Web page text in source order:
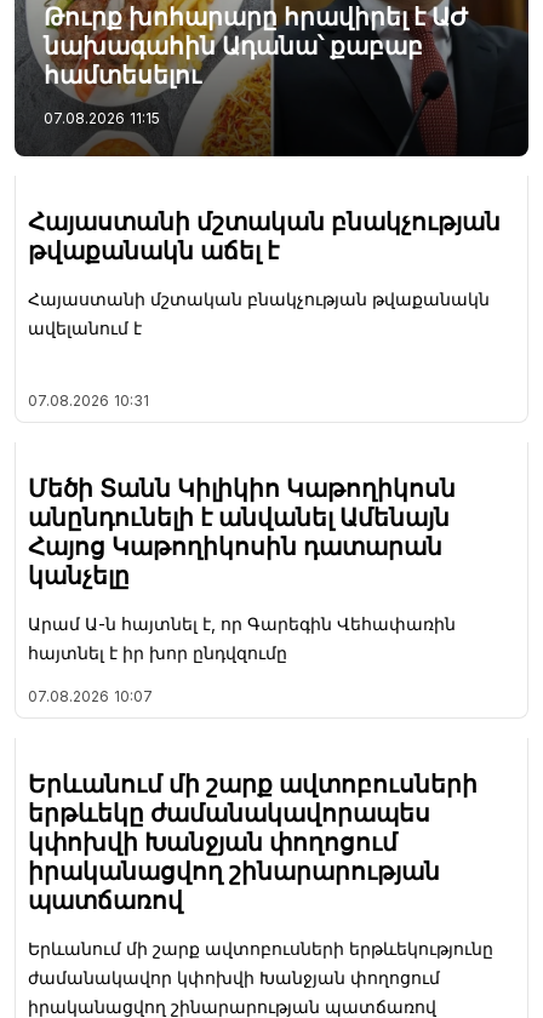
Թուրք խոհարարը հրավիրել է ԱԺ
նախագահին Ադանա՝ քաբաբ
համտեսելու
07.08.2026 11:15
Հայաստանի մշտական բնակչության
թվաքանակն աճել է
Հայաստանի մշտական բնակչության թվաքանակն
ավելանում է
07.08.2026 10:31
Մեծի Տանն Կիլիկիո Կաթողիկոսն
անընդունելի է անվանել Ամենայն
Հայոց Կաթողիկոսին դատարան
կանչելը
Արամ Ա-ն հայտնել է, որ Գարեգին Վեհափառին
հայտնել է իր խոր ընդվզումը
07.08.2026 10:07
Երևանում մի շարք ավտոբուսների
երթևեկը ժամանակավորապես
կփոխվի Խանջյան փողոցում
իրականացվող շինարարության
պատճառով
Երևանում մի շարք ավտոբուսների երթևեկությունը
ժամանակավոր կփոխվի Խանջյան փողոցում
իրականացվող շինարարության պատճառով